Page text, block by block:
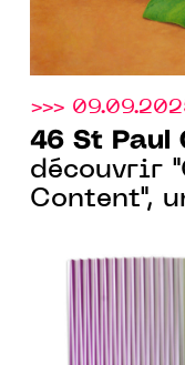
>>>
46 St Paul
découvrir
Content",